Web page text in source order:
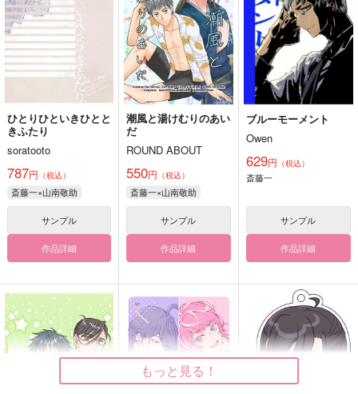
ひとりひといきひとと
きふたり
soratooto
787円 （税込）
斎藤一×山南敬助
サンプル
作品詳細
潮風と湯けむりのあい
だ
ROUND ABOUT
550円 （税込）
斎藤一×山南敬助
サンプル
作品詳細
ブルーモーメント
Owen
629円 （税込）
斎藤一
サンプル
作品詳細
もっと見る！